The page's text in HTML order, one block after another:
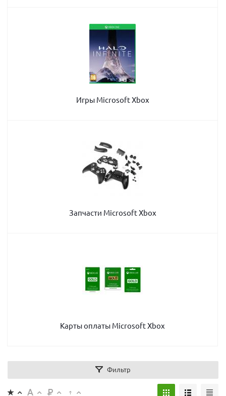
Игры Microsoft Xbox
Запчасти Microsoft Xbox
Карты оплаты Microsoft Xbox
Фильтр